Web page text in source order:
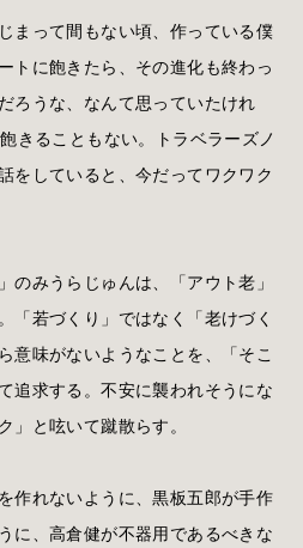
まって間もない頃、作っている僕
トに飽きたら、その進化も終わっ
ろうな、なんて思っていたけれ
きることもない。トラベラーズノ
をしていると、今だってワクワク
みうらじゅんは、「アウト老」
「若づくり」ではなく「老けづく
意味がないようなことを、「そこ
追求する。不安に襲われそうにな
」と呟いて蹴散らす。
作れないように、黒板五郎が手作
に、高倉健が不器用であるべきな